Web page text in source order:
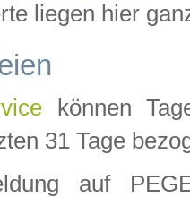
liegen hier
können
31 Tage
auf